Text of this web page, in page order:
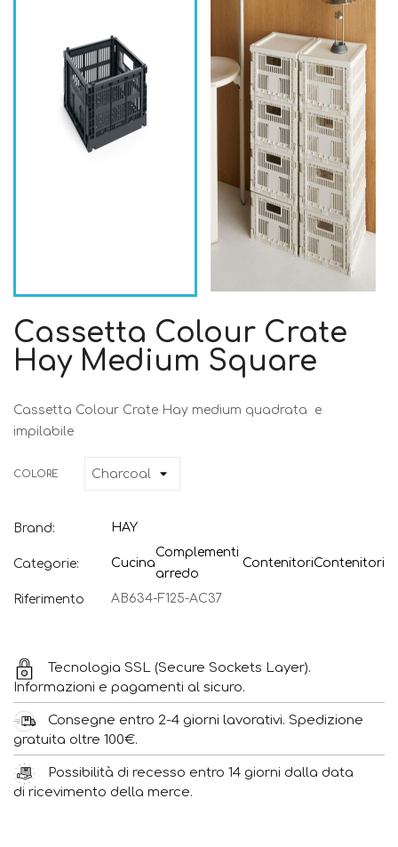
Cassetta Colour Crate
Hay Medium Square
Cassetta Colour Crate Hay medium quadrata e
impilabile
COLORE
Brand: HAY
Categorie: Cucina
Complementi
arredo
ContenitoriContenitori
Riferimento AB634-F125-AC37
Tecnologia SSL (Secure Sockets Layer).
Informazioni e pagamenti al sicuro.
Consegne entro 2-4 giorni lavorativi. Spedizione
gratuita oltre 100€.
Possibilità di recesso entro 14 giorni dalla data
di ricevimento della merce.